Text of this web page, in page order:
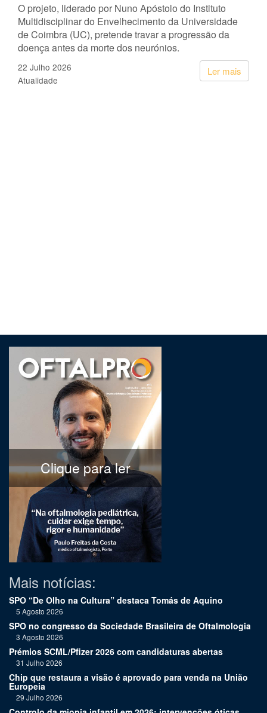
O projeto, liderado por Nuno Apóstolo do Instituto
Multidisciplinar do Envelhecimento da Universidade
de Coimbra (UC), pretende travar a progressão da
doença antes da morte dos neurónios.
Ler mais
22 Julho 2026
Atualidade
Clique para ler
Mais notícias:
SPO “De Olho na Cultura” destaca Tomás de Aquino
5 Agosto 2026
SPO no congresso da Sociedade Brasileira de Oftalmologia
3 Agosto 2026
Prémios SCML/Pfizer 2026 com candidaturas abertas
31 Julho 2026
Chip que restaura a visão é aprovado para venda na União
Europeia
29 Julho 2026